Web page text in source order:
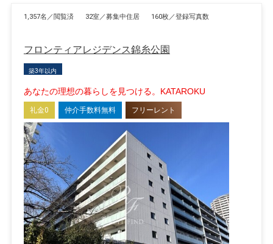
1,357名／閲覧済 32室／募集中住居 160枚／登録写真数
フロンティアレジデンス錦糸公園
築3年以内
あなたの理想の暮らしを見つける。KATAROKU
礼金0 仲介手数料無料 フリーレント